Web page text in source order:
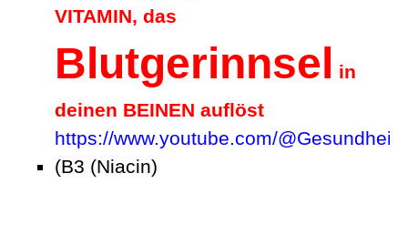
VITAMIN, das
Blutgerinnsel in
deinen BEINEN auflöst
https://www.youtube.com/
(B3 (Niacin)